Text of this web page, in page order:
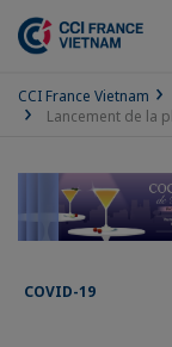
CCI France Vietnam
Lancement de la
COVID-19